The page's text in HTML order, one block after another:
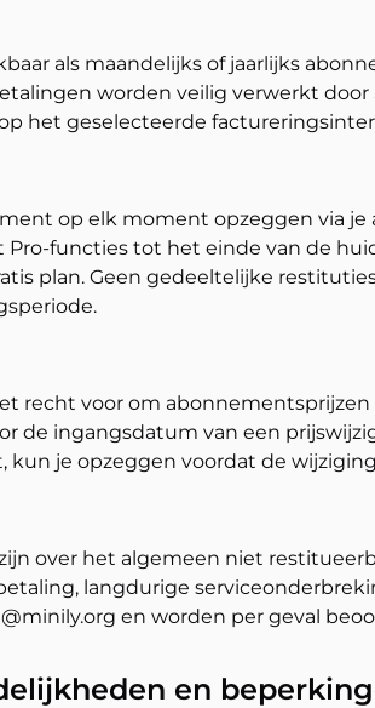
als maandelijks of jaarlijks
worden veilig verwerkt
het geselecteerde
op elk moment opzeggen via
functies tot het einde van de
plan. Geen gedeeltelijke
recht voor om
de ingangsdatum van een
kun je opzeggen voordat de
over het algemeen niet
langdurige
en worden per geval
en